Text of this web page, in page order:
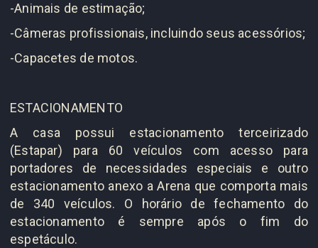
-Animais de estimação;
-Câmeras profissionais, incluindo seus acessórios;
-Capacetes de motos.
ESTACIONAMENTO
A casa possui estacionamento terceirizado
(Estapar) para 60 veículos com acesso para
portadores de necessidades especiais e outro
estacionamento anexo a Arena que comporta mais
de 340 veículos. O horário de fechamento do
estacionamento é sempre após o fim do
espetáculo.